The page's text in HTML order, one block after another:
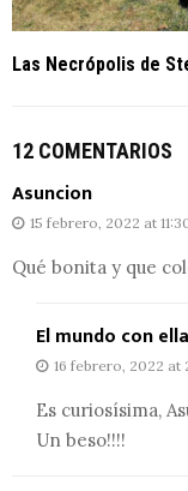
Las Necrópolis de
12 COMENTARIOS
Asuncion
15 febrero, 2022 at
Qué bonita y que
El mundo con ella
16 febrero, 2022 at
Es curiosísima,
Un beso!!!!